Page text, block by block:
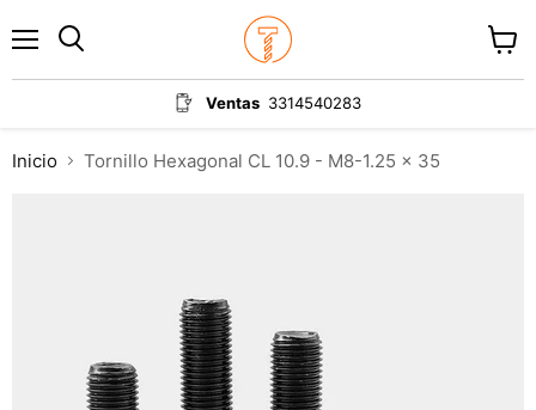
Ventas 3314540283
carrito
Inicio Tornillo Hexagonal CL 10.9 - M8-1.25 x 35